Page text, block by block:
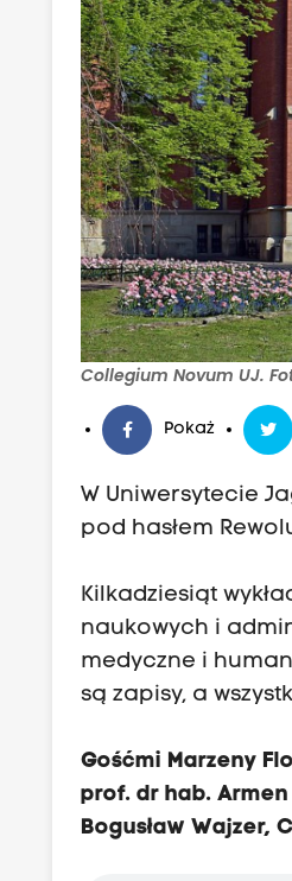
Collegium Novum UJ.
Pokaż
W Uniwersytecie
pod hasłem
Kilkadziesiąt
naukowych i
medyczne i
są zapisy, a
Gośćmi Marzeny
prof. dr hab.
Bogusław Wajzer,